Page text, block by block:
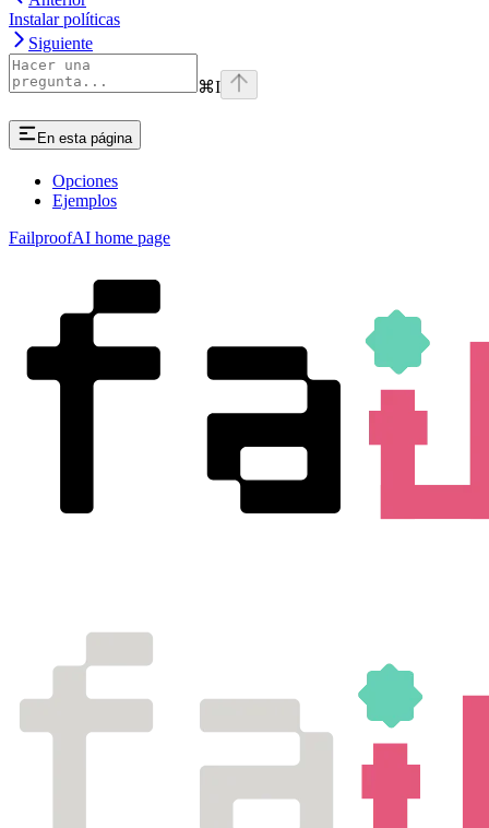
Instalar políticas
Siguiente
⌘I
En esta página
Opciones
Ejemplos
FailproofAI home page